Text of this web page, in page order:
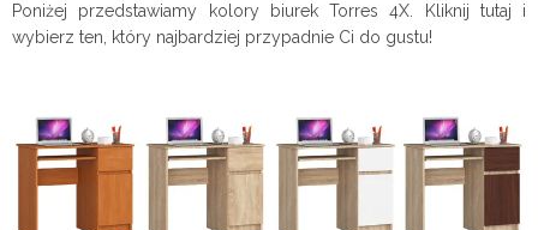
Poniżej przedstawiamy kolory biurek Torres 4X. Kliknij tutaj i
wybierz ten, który najbardziej przypadnie Ci do gustu!